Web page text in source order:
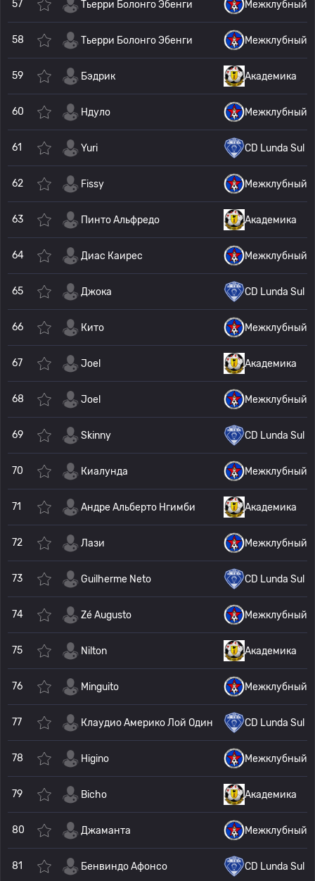
57 Тьерри Болонго Эбенги Межклубный
58 Тьерри Болонго Эбенги Межклубный
59 Бэдрик Академика
60 Ндуло Межклубный
61 Yuri CD Lunda Sul
62 Fissy Межклубный
63 Пинто Альфредо Академика
64 Диас Каирес Межклубный
65 Джока CD Lunda Sul
66 Кито Межклубный
67 Joel Академика
68 Joel Межклубный
69 Skinny CD Lunda Sul
70 Киалунда Межклубный
71 Андре Альберто Нгимби Академика
72 Лази Межклубный
73 Guilherme Neto CD Lunda Sul
74 Zé Augusto Межклубный
75 Nilton Академика
76 Minguito Межклубный
77 Клаудио Америко Лой Один CD Lunda Sul
78 Higino Межклубный
79 Bicho Академика
80 Джаманта Межклубный
81 Бенвиндо Афонсо CD Lunda Sul